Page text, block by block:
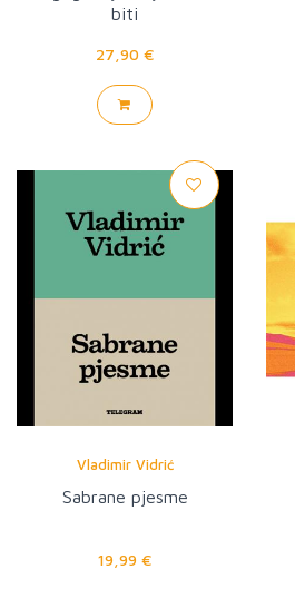
biti
27,90 €
Vladimir Vidrić
Sabrane pjesme
19,99 €